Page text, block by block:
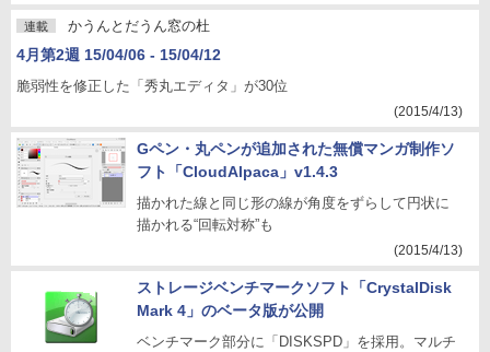
連載 かうんとだうん窓の杜
4月第2週 15/04/06 - 15/04/12
脆弱性を修正した「秀丸エディタ」が30位
(2015/4/13)
Gペン・丸ペンが追加された無償マンガ制作ソ
フト「CloudAlpaca」v1.4.3
描かれた線と同じ形の線が角度をずらして円状に
描かれる“回転対称”も
(2015/4/13)
ストレージベンチマークソフト「CrystalDisk
Mark 4」のベータ版が公開
ベンチマーク部分に「DISKSPD」を採用。マルチ